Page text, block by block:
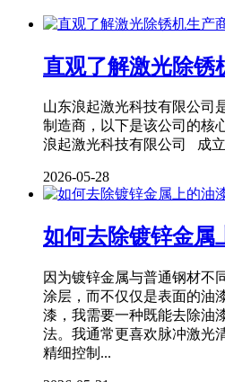
直观了解激光除锈
山东浪起激光科技有限公司
制造商，以下是该公司的核
浪起激光科技有限公司 成立
2026-05-28
如何去除镀锌金属
因为镀锌金属与普通钢材不
涂层，而不仅仅是表面的油
漆，我需要一种既能去除油
法。我通常更喜欢脉冲激光
精细控制...